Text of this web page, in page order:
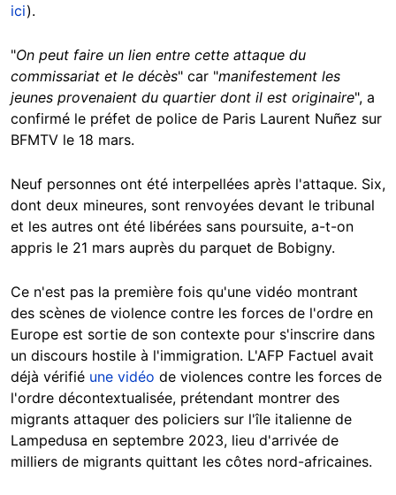
ici).
"On peut faire un lien entre cette attaque du
commissariat et le décès" car "manifestement les
jeunes provenaient du quartier dont il est originaire", a
confirmé le préfet de police de Paris Laurent Nuñez sur
BFMTV le 18 mars.
Neuf personnes ont été interpellées après l'attaque. Six,
dont deux mineures, sont renvoyées devant le tribunal
et les autres ont été libérées sans poursuite, a-t-on
appris le 21 mars auprès du parquet de Bobigny.
Ce n'est pas la première fois qu'une vidéo montrant
des scènes de violence contre les forces de l'ordre en
Europe est sortie de son contexte pour s'inscrire dans
un discours hostile à l'immigration. L'AFP Factuel avait
déjà vérifié une vidéo de violences contre les forces de
l'ordre décontextualisée, prétendant montrer des
migrants attaquer des policiers sur l'île italienne de
Lampedusa en septembre 2023, lieu d'arrivée de
milliers de migrants quittant les côtes nord-africaines.